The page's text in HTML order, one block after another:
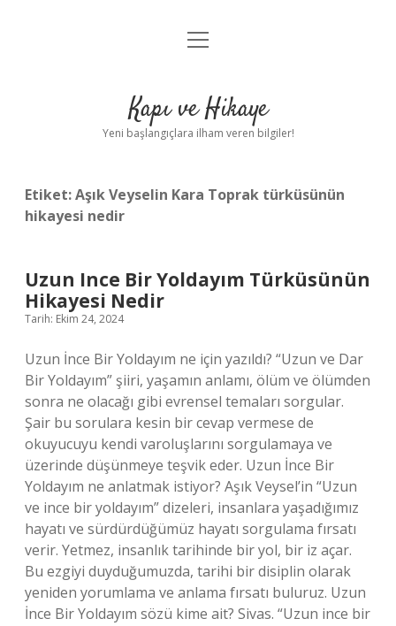
Anasayfa
Yasal Uyarı
menüyü
Kapı ve Hikaye
Yeni başlangıçlara ilham veren bilgiler!
Etiket:Aşık Veyselin Kara Toprak türküsünün
hikayesi nedir
Uzun Ince Bir Yoldayım Türküsünün
Hikayesi Nedir
Tarih: Ekim 24, 2024
Uzun İnce Bir Yoldayım ne için yazıldı? “Uzun ve Dar
Bir Yoldayım” şiiri, yaşamın anlamı, ölüm ve ölümden
sonra ne olacağı gibi evrensel temaları sorgular.
Şair bu sorulara kesin bir cevap vermese de
okuyucuyu kendi varoluşlarını sorgulamaya ve
üzerinde düşünmeye teşvik eder. Uzun İnce Bir
Yoldayım ne anlatmak istiyor? Aşık Veysel’in “Uzun
ve ince bir yoldayım” dizeleri, insanlara yaşadığımız
hayatı ve sürdürdüğümüz hayatı sorgulama fırsatı
verir. Yetmez, insanlık tarihinde bir yol, bir iz açar.
Bu ezgiyi duyduğumuzda, tarihi bir disiplin olarak
yeniden yorumlama ve anlama fırsatı buluruz. Uzun
İnce Bir Yoldayım sözü kime ait? Sivas. “Uzun ince bir